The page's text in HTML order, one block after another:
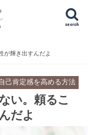
search
が輝き出すんだよ
自己肯定感を高める方法
い。頼るこ
だよ